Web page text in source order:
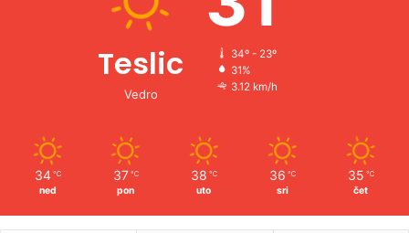
Teslic
Vedro
34º - 23º
31%
3.12 km/h
34 ℃
ned
37 ℃
pon
38 ℃
uto
36 ℃
sri
35 ℃
čet